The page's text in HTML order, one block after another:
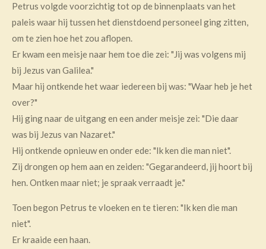
Petrus volgde voorzichtig tot op de binnenplaats van het
paleis waar hij tussen het dienstdoend personeel ging zitten,
om te zien hoe het zou aflopen.
Er kwam een meisje naar hem toe die zei: "Jij was volgens mij
bij Jezus van Galilea."
Maar hij ontkende het waar iedereen bij was: "Waar heb je het
over?"
Hij ging naar de uitgang en een ander meisje zei: "Die daar
was bij Jezus van Nazaret."
Hij ontkende opnieuw en onder ede: "Ik ken die man niet".
Zij drongen op hem aan en zeiden: "Gegarandeerd, jij hoort bij
hen. Ontken maar niet; je spraak verraadt je."
Toen begon Petrus te vloeken en te tieren: "Ik ken die man
niet".
Er kraaide een haan.